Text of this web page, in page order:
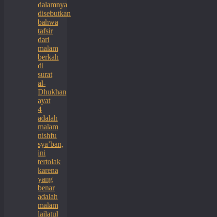
dalamnya
disebutkan
bahwa
tafsir
dari
malam
berkah
di
surat
al-
Dhukhan
ayat
4
adalah
malam
nishfu
sya’ban,
ini
tertolak
karena
yang
benar
adalah
malam
lailatul